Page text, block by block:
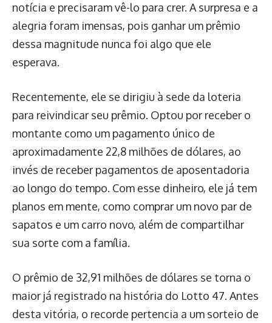
notícia e precisaram vê-lo para crer. A surpresa e a
alegria foram imensas, pois ganhar um prêmio
dessa magnitude nunca foi algo que ele
esperava.
Recentemente, ele se dirigiu à sede da loteria
para reivindicar seu prêmio. Optou por receber o
montante como um pagamento único de
aproximadamente 22,8 milhões de dólares, ao
invés de receber pagamentos de aposentadoria
ao longo do tempo. Com esse dinheiro, ele já tem
planos em mente, como comprar um novo par de
sapatos e um carro novo, além de compartilhar
sua sorte com a família.
O prêmio de 32,91 milhões de dólares se torna o
maior já registrado na história do Lotto 47. Antes
desta vitória, o recorde pertencia a um sorteio de